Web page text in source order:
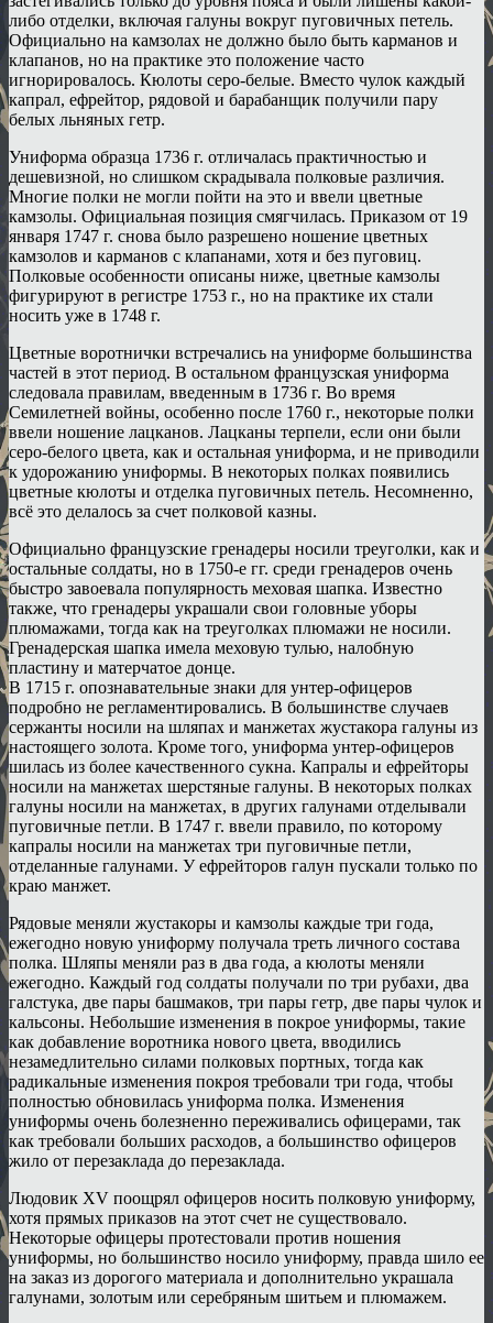
либо отделки, включая галуны вокруг пуговичных петель.
Официально на камзолах не должно было быть карманов и
клапанов, но на практике это положение часто
игнорировалось. Кюлоты серо-белые. Вместо чулок каждый
капрал, ефрейтор, рядовой и барабанщик получили пару
белых льняных гетр.
Униформа образца 1736 г. отличалась практичностью и
дешевизной, но слишком скрадывала полковые различия.
Многие полки не могли пойти на это и ввели цветные
камзолы. Официальная позиция смягчилась. Приказом от 19
января 1747 г. снова было разрешено ношение цветных
камзолов и карманов с клапанами, хотя и без пуговиц.
Полковые особенности описаны ниже, цветные камзолы
фигурируют в регистре 1753 г., но на практике их стали
носить уже в 1748 г.
Цветные воротнички встречались на униформе большинства
частей в этот период. В остальном французская униформа
следовала правилам, введенным в 1736 г. Во время
Семилетней войны, особенно после 1760 г., некоторые полки
ввели ношение лацканов. Лацканы терпели, если они были
серо-белого цвета, как и остальная униформа, и не приводили
к удорожанию униформы. В некоторых полках появились
цветные кюлоты и отделка пуговичных петель. Несомненно,
всё это делалось за счет полковой казны.
Официально французские гренадеры носили треуголки, как и
остальные солдаты, но в 1750-е гг. среди гренадеров очень
быстро завоевала популярность меховая шапка. Известно
также, что гренадеры украшали свои головные уборы
плюмажами, тогда как на треуголках плюмажи не носили.
Гренадерская шапка имела меховую тулью, налобную
пластину и матерчатое донце.
В 1715 г. опознавательные знаки для унтер-офицеров
подробно не регламентировались. В большинстве случаев
сержанты носили на шляпах и манжетах жустакора галуны из
настоящего золота. Кроме того, униформа унтер-офицеров
шилась из более качественного сукна. Капралы и ефрейторы
носили на манжетах шерстяные галуны. В некоторых полках
галуны носили на манжетах, в других галунами отделывали
пуговичные петли. В 1747 г. ввели правило, по которому
капралы носили на манжетах три пуговичные петли,
отделанные галунами. У ефрейторов галун пускали только по
краю манжет.
Рядовые меняли жустакоры и камзолы каждые три года,
ежегодно новую униформу получала треть личного состава
полка. Шляпы меняли раз в два года, а кюлоты меняли
ежегодно. Каждый год солдаты получали по три рубахи, два
галстука, две пары башмаков, три пары гетр, две пары чулок и
кальсоны. Небольшие изменения в покрое униформы, такие
как добавление воротника нового цвета, вводились
незамедлительно силами полковых портных, тогда как
радикальные изменения покроя требовали три года, чтобы
полностью обновилась униформа полка. Изменения
униформы очень болезненно переживались офицерами, так
как требовали больших расходов, а большинство офицеров
жило от перезаклада до перезаклада.
Людовик XV поощрял офицеров носить полковую униформу,
хотя прямых приказов на этот счет не существовало.
Некоторые офицеры протестовали против ношения
униформы, но большинство носило униформу, правда шило ее
на заказ из дорогого материала и дополнительно украшала
галунами, золотым или серебряным шитьем и плюмажем.